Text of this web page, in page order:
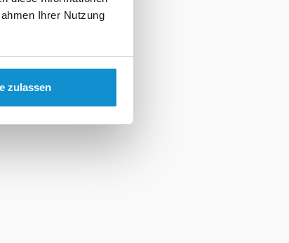
Ihrer Nutzung
zulassen